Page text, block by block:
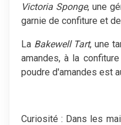
Victoria Sponge, une
garnie de confiture et
La Bakewell Tart, une
amandes, à la
poudre d'amandes est
Curiosité : Dans les